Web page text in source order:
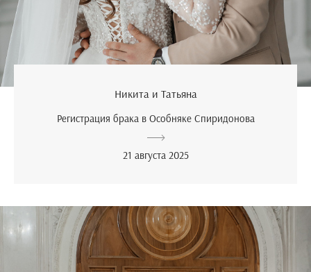
Никита и Татьяна
Регистрация брака в Особняке Спиридонова
21 августа 2025